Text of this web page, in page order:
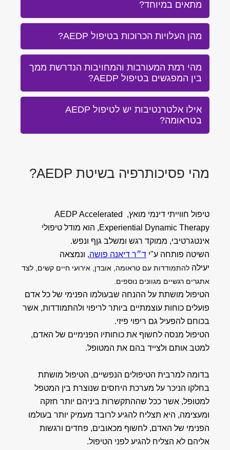
מתאים במיוחד?
מהן העלויות הכרוכות בטיפול AEDP?
מהי רמת המעורבות והמחויבות הנדרשת ממך
בין המפגשים בטיפול AEDP?
אילו אלטרנטיבות יש לטיפול AEDP
בטראומה?
מהי פסיכותרפיה בשיטת AEDP?
טיפול חווייתי דינמי מואץ, AEDP Accelerated
Experiential Dynamic Therapy, הוא מודל טיפולי
אינטגרטיבי, ממוקד רגש ומשלב גןף ונפש.
השיטה פותחה ע"י ד״ר דיאנה פושה, ונמצאה
יעילה להתמודדות עם טראומה, אובדן, אירועי חיים קשים, לצד
אתגרים רגשיים מגוונים נוספים.
הטיפול מושתת על ההנחה שבעולמו הפנימי של כל אדם
פועלים כוחות עוצמתיים ביותר לריפוי ולהתמודדות, אשר
בכוחם להפעיל גם ריפוי פיזי.
הטיפול מנסה לחשוף את כוחותיו הפנימיים של האדם,
למטב אותם ולצייד בהם את המטופל.
בדומה למרבית הטיפולים הנפשיים, הטיפול מושתת
בחלקו הניכר על מערכת היחסים שנוצרת בין המטפל
למטופל, אשר ככל שההתקשרות ביניהם יותר חזקה
ומעצימה, היא תצליח להגיע לרובד מעמיק יותר בעולמו
הפנימי של האדם, לחשוף מכאובים, פחדים ורגשות
אליהם לא הצליח להגיע לפני הטיפול.